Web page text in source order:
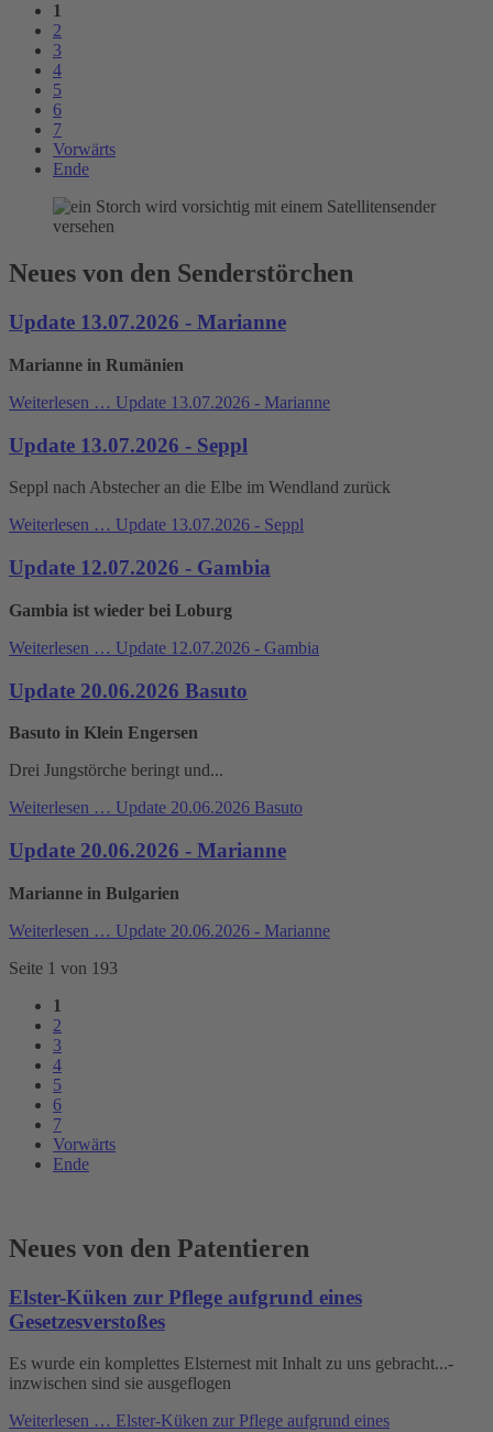
1
2
3
4
5
6
7
Vorwärts
Ende
Neues von den Senderstörchen
Update 13.07.2026 - Marianne
Marianne in Rumänien
Weiterlesen … Update 13.07.2026 - Marianne
Update 13.07.2026 - Seppl
Seppl nach Abstecher an die Elbe im Wendland zurück
Weiterlesen … Update 13.07.2026 - Seppl
Update 12.07.2026 - Gambia
Gambia ist wieder bei Loburg
Weiterlesen … Update 12.07.2026 - Gambia
Update 20.06.2026 Basuto
Basuto in Klein Engersen
Drei Jungstörche beringt und...
Weiterlesen … Update 20.06.2026 Basuto
Update 20.06.2026 - Marianne
Marianne in Bulgarien
Weiterlesen … Update 20.06.2026 - Marianne
Seite 1 von 193
1
2
3
4
5
6
7
Vorwärts
Ende
Neues von den Patentieren
Elster-Küken zur Pflege aufgrund eines
Gesetzesverstoßes
Es wurde ein komplettes Elsternest mit Inhalt zu uns gebracht...-
inzwischen sind sie ausgeflogen
Weiterlesen … Elster-Küken zur Pflege aufgrund eines